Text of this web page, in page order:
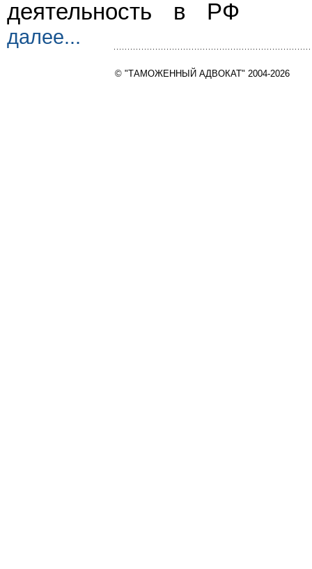
деятельность в РФ
далее...
© "ТАМОЖЕННЫЙ АДВОКАТ" 2004-2026